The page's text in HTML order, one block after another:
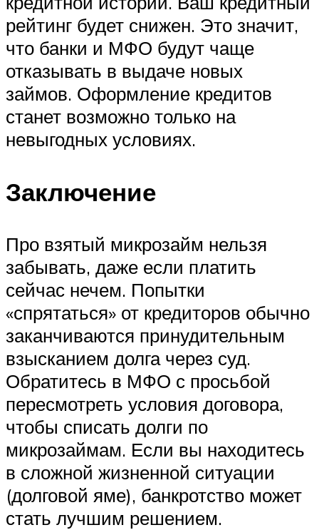
рейтинг будет снижен. Это значит,
что банки и МФО будут чаще
отказывать в выдаче новых
займов. Оформление кредитов
станет возможно только на
невыгодных условиях.
Заключение
Про взятый микрозайм нельзя
забывать, даже если платить
сейчас нечем. Попытки
«спрятаться» от кредиторов обычно
заканчиваются принудительным
взысканием долга через суд.
Обратитесь в МФО с просьбой
пересмотреть условия договора,
чтобы списать долги по
микрозаймам. Если вы находитесь
в сложной жизненной ситуации
(долговой яме), банкротство может
стать лучшим решением.